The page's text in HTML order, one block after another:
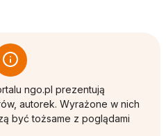
ngo.pl prezentują
autorek. Wyrażone w nich
być tożsame z poglądami